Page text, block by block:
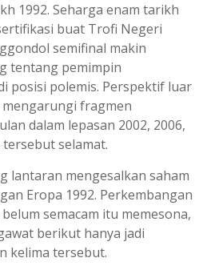
1992. Seharga enam tarikh
buat Trofi Negeri
semifinal makin
tentang pemimpin
posisi polemis. Perspektif luar
fragmen
dalam lepasan 2002, 2006,
selamat.
lantaran mengesalkan saham
Eropa 1992. Perkembangan
semacam itu memesona,
berikut hanya jadi
kelima tersebut.